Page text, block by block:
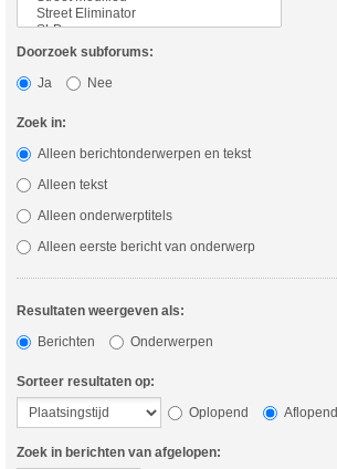
Doorzoek subforums:
Ja
Nee
Zoek in:
Alleen berichtonderwerpen en tekst
Alleen tekst
Alleen onderwerptitels
Alleen eerste bericht van onderwerp
Resultaten weergeven als:
Berichten
Onderwerpen
Sorteer resultaten op:
Oplopend
Aflopend
Zoek in berichten van afgelopen: